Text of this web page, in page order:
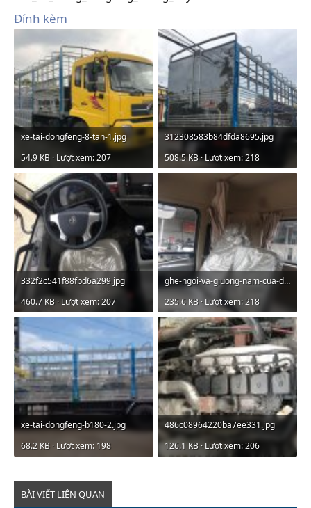
Đính kèm
xe-tai-dongfeng-8-tan-1.jpg
54.9 KB · Lượt xem: 207
312308583b84dfda8695.jpg
508.5 KB · Lượt xem: 218
332f2c541f88fbd6a299.jpg
460.7 KB · Lượt xem: 207
ghe-ngoi-va-giuong-nam-cua-dongfeng-b180-thung-dai.jpg
235.6 KB · Lượt xem: 218
xe-tai-dongfeng-b180-2.jpg
68.2 KB · Lượt xem: 198
486c08964220ba7ee331.jpg
126.1 KB · Lượt xem: 206
BÀI VIẾT LIÊN QUAN